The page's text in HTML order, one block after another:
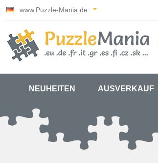
www.Puzzle-Mania.de
NEUHEITEN AUSVERKAUF